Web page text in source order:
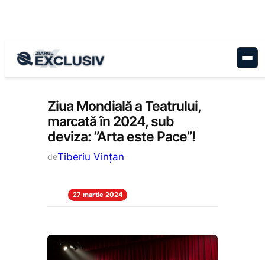
Cultură, Stiri la zi
Ziua Mondială a Teatrului,
marcată în 2024, sub
deviza: ”Arta este Pace”!
deTiberiu Vințan
27 martie 2024